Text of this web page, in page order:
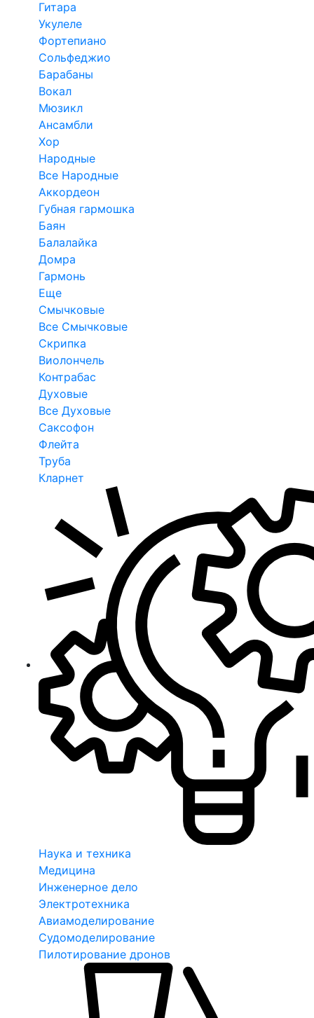
Гитара
Укулеле
Фортепиано
Сольфеджио
Барабаны
Вокал
Мюзикл
Ансамбли
Хор
Народные
Все Народные
Аккордеон
Губная гармошка
Баян
Балалайка
Домра
Гармонь
Еще
Смычковые
Все Смычковые
Скрипка
Виолончель
Контрабас
Духовые
Все Духовые
Саксофон
Флейта
Труба
Кларнет
Наука и техника
Медицина
Инженерное дело
Электротехника
Авиамоделирование
Судомоделирование
Пилотирование дронов